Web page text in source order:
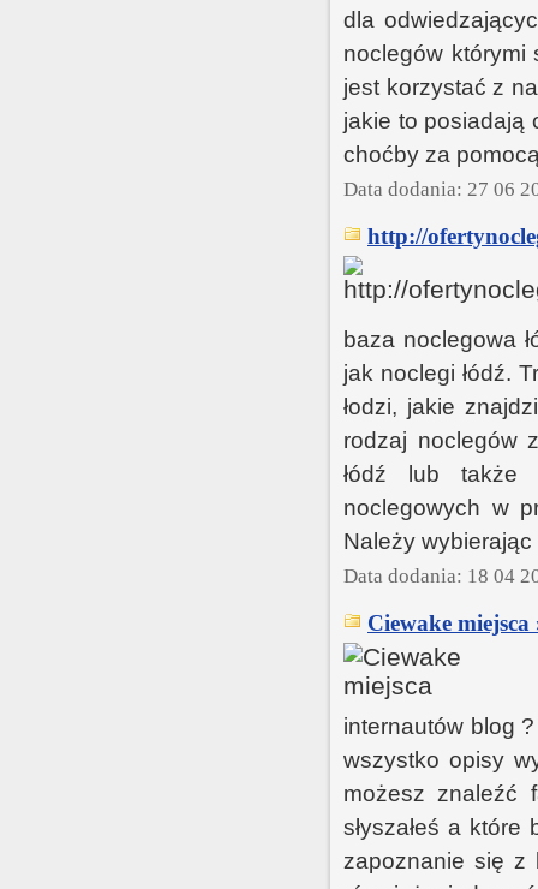
dla
noclegów którymi
jest korzystać z
jakie to posiadają
choćby za
Data dodania: 27 06
http://
baza noclegowa
jak noclegi łódź.
łodzi, jakie
rodzaj noclegów
łódź lub także
noclegowych w
Należy
Data dodania: 18 04
Ciewake miejsca
internautów blog
wszystko opisy
możesz znaleźć
słyszałeś a
zapoznanie się z